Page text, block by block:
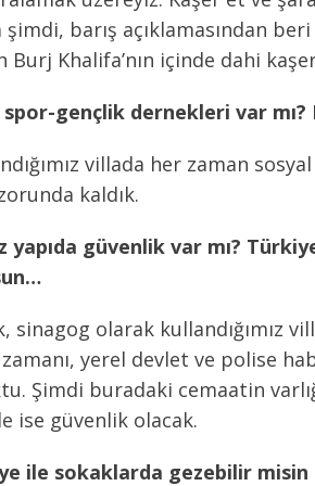
şimdi, barış açıklamasından
Burj Khalifa’nın içinde dahi
spor-gençlik dernekleri var
villada her zaman
kaldık.
yapıda güvenlik var mı?
sinagog olarak kullandığımız
yerel devlet ve polise
Şimdi buradaki cemaatin
ise güvenlik olacak.
ile sokaklarda gezebilir misin